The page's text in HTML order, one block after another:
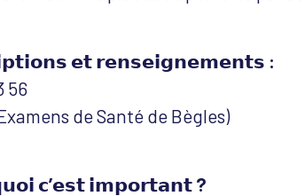
𝗲𝘁 𝗿𝗲𝗻𝘀𝗲𝗶𝗴𝗻𝗲𝗺𝗲𝗻𝘁𝘀 :
56
de Santé de Bègles)
𝗰’𝗲𝘀𝘁 𝗶𝗺𝗽𝗼𝗿𝘁𝗮𝗻𝘁 ?